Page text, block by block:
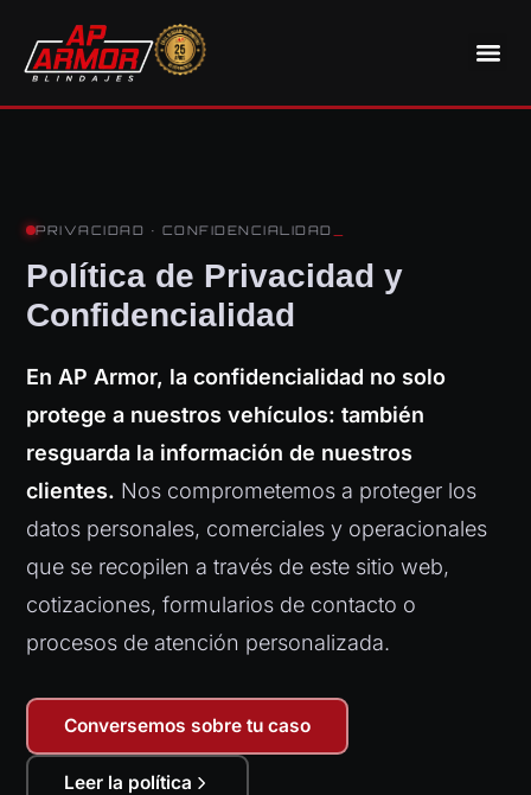
PRIVACIDAD · CONFIDENCIALIDAD
Política de Privacidad y
Confidencialidad
En AP Armor, la confidencialidad no solo
protege a nuestros vehículos: también
resguarda la información de nuestros
clientes. Nos comprometemos a proteger los
datos personales, comerciales y operacionales
que se recopilen a través de este sitio web,
cotizaciones, formularios de contacto o
procesos de atención personalizada.
Conversemos sobre tu caso
Leer la política